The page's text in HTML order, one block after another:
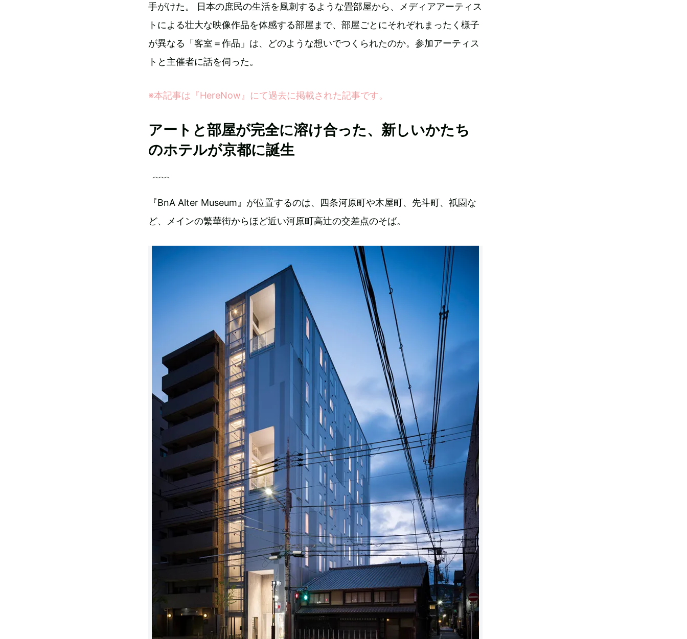
手がけた。 日本の庶民の生活を風刺するような畳部屋から、メディアアーティス
トによる壮大な映像作品を体感する部屋まで、部屋ごとにそれぞれまったく様子
が異なる「客室＝作品」は、どのような想いでつくられたのか。参加アーティス
トと主催者に話を伺った。
※本記事は『HereNow』にて過去に掲載された記事です。
アートと部屋が完全に溶け合った、新しいかたち
のホテルが京都に誕生
『BnA Alter Museum』が位置するのは、四条河原町や木屋町、先斗町、祇園な
ど、メインの繁華街からほど近い河原町高辻の交差点のそば。